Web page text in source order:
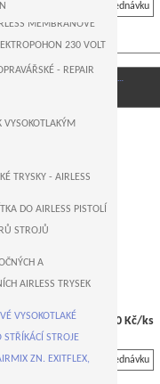
Na objednávku
vysokotlaká hadice pro airless s…
4 827,90 Kč/ks
Na objednávku
MEMBRÁNOVÉ
230 VOLT
- REPAIR
VYSOKOTLAKÝM
TRYSKY - AIRLESS
DO AIRLESS PISTOLÍ
STROJŮ
A
AIRLESS TRYSEK
VYSOKOTLAKÉ
STŘÍKÁCÍ STROJE
ZN. EXITFLEX,